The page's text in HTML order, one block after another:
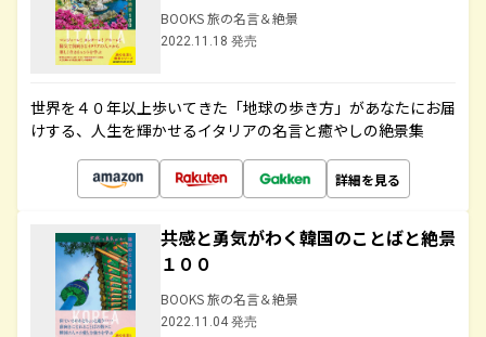
BOOKS 旅の名言＆絶景
2022.11.18 発売
世界を４０年以上歩いてきた「地球の歩き方」があなたにお届
けする、人生を輝かせるイタリアの名言と癒やしの絶景集
詳細を見る
共感と勇気がわく韓国のことばと絶景
１００
BOOKS 旅の名言＆絶景
2022.11.04 発売